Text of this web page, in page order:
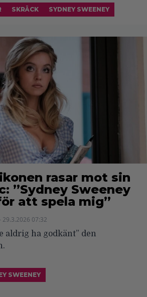
SKRÄCK SYDNEY SWEENEY
rasar mot sin
”Sydney Sweeney
att spela mig”
29.3.2026 07:32
aldrig ha godkänt” den
SWEENEY